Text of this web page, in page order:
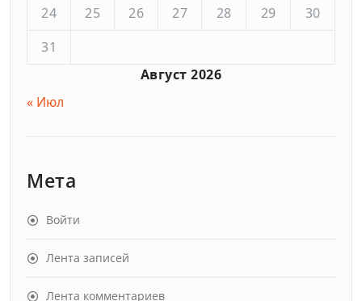
Август 2026
24
25 26 27 28 29
30
31
« Июл
Мета
Войти
Лента записей
Лента комментариев